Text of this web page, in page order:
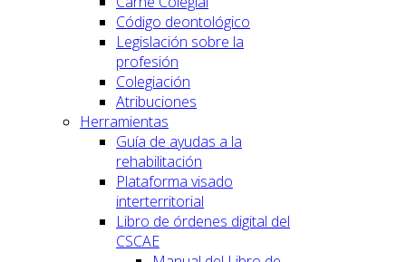
Código deontológico
Legislación sobre la
profesión
Colegiación
Atribuciones
Herramientas
Guía de ayudas a la
rehabilitación
Plataforma visado
interterritorial
Libro de órdenes digital del
CSCAE